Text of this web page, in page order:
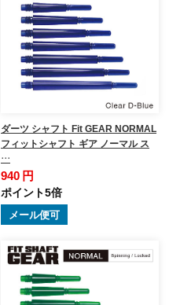
ダーツ シャフト Fit GEAR NORMAL
フィットシャフト ギア ノーマル ス
…
940 円
ポイント5倍
メール便可